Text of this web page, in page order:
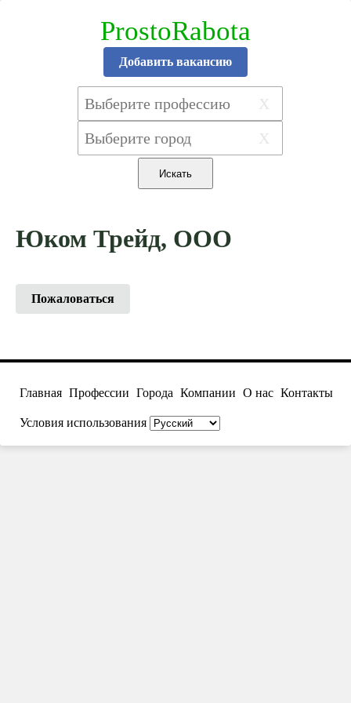
ProstoRabota
Добавить вакансию
X
X
Юком Трейд, ООО
Пожаловаться
Главная Профессии Города Компании О нас Контакты
Условия использования